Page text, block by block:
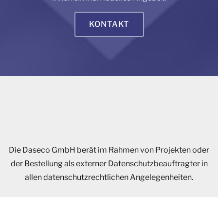
KONTAKT
Die Daseco GmbH berät im Rahmen von Projekten oder
der Bestellung als externer Datenschutzbeauftragter in
allen datenschutzrechtlichen Angelegenheiten.